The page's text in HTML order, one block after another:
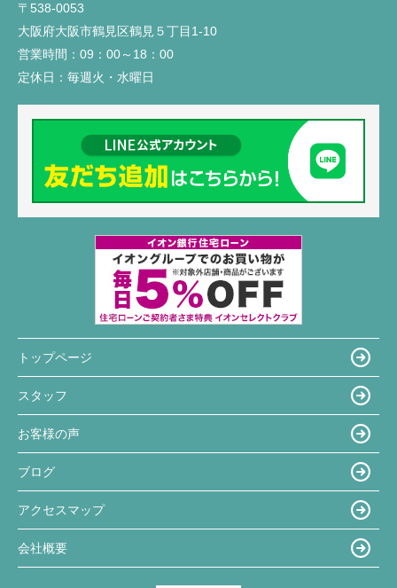
〒538-0053
大阪府大阪市鶴見区鶴見５丁目1-10
営業時間： 09：00～18：00
定休日： 毎週火・水曜日
トップページ
スタッフ
お客様の声
ブログ
アクセスマップ
会社概要